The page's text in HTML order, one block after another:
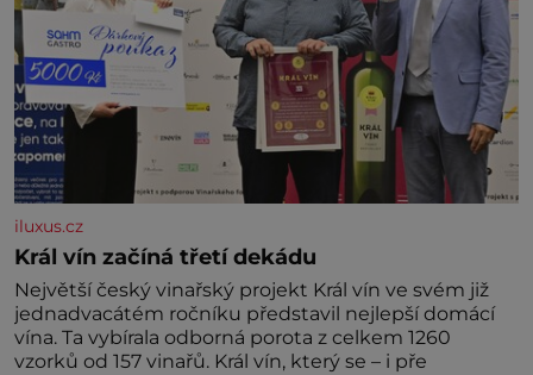
iluxus.cz
Král vín začíná třetí dekádu
Největší český vinařský projekt Král vín ve svém již
jednadvacátém ročníku představil nejlepší domácí
vína. Ta vybírala odborná porota z celkem 1260
vzorků od 157 vinařů. Král vín, který se – i pře